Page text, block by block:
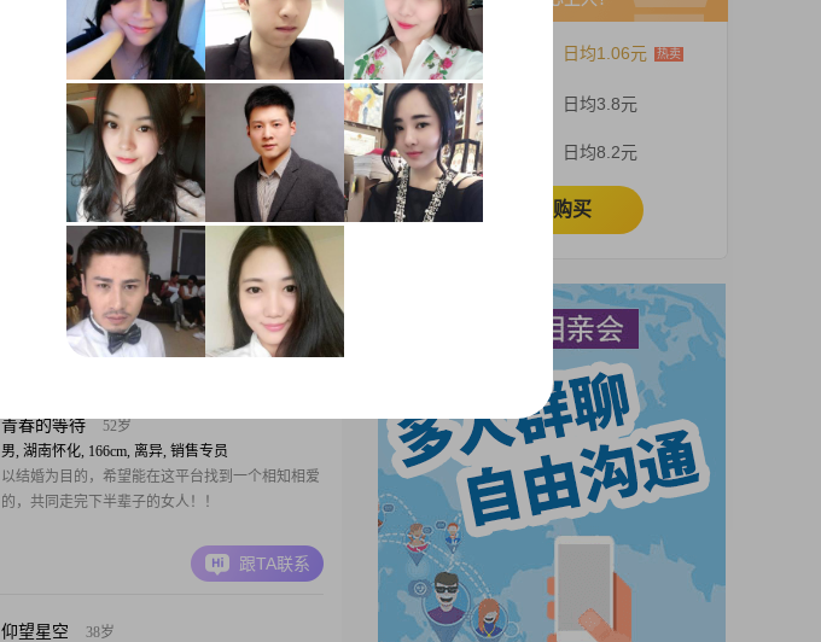
36岁
男, 湖南怀化, 175cm, 未婚, 服务业
为经它人事，莫言它人生，希望与你相遇，相识，
跟TA联系
46岁
男, 湖南怀化, 174cm, 离异, 交通运输
年龄：40性别：男工作：中方县事业单位（工人）
学历：中专身高：174房车：无房无车（和父母住
一起）婚姻状况：离异自我介绍：真诚，善良，正
直，专一，人品好，有修养，有爱心，乐于助人，
给老婆，不藏私房钱。择偶标准：人品好，有修
养，善良孝
跟TA联系
青春的等待
52岁
男, 湖南怀化, 166cm, 离异, 销售专员
以结婚为目的，希望能在这平台找到一个相知相爱
的，共同走完下半辈子的女人！！
跟TA联系
仰望星空
38岁
日均1.06元
日均3.8元
日均8.2元
立即购买